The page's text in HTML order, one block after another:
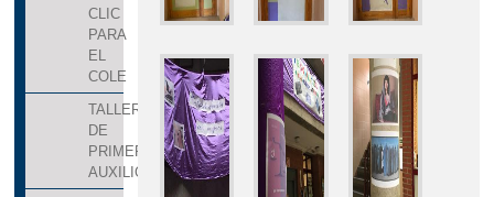
CLIC
PARA
EL
COLE
TALLER
DE
PRIMEROS
AUXILIOS